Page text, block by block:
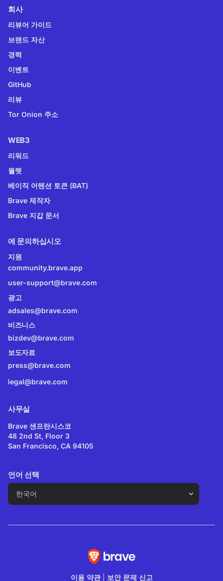
회사
리뷰어 가이드
브랜드 자산
경력
이벤트
GitHub
리뷰
Tor Onion 주소
WEB3
리워드
월렛
베이직 어텐션 토큰 (BAT)
Brave 제작자
Brave 지갑 문서
에 문의하십시오
지원
community.brave.app
user-support@brave.com
광고
adsales@brave.com
비즈니스
bizdev@brave.com
보도자료
press@brave.com
legal@brave.com
사무실
Brave 샌프란시스코
48 2nd St, Floor 3
San Francisco, CA 94105
언어 선택
이용 약관| 보안 문제 신고